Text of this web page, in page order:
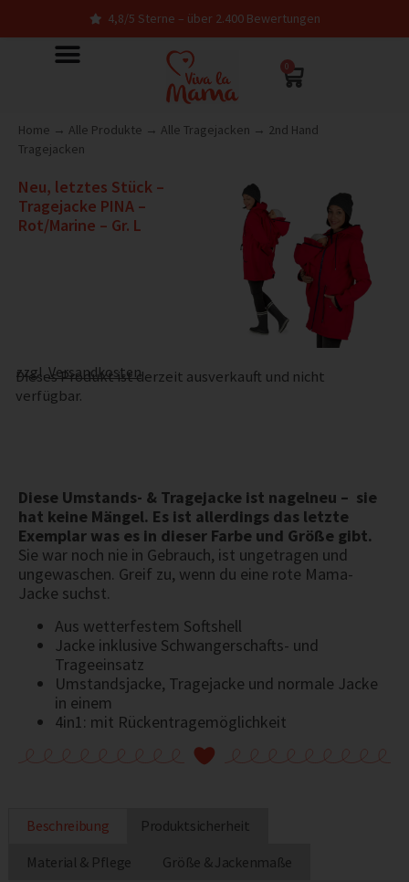
4,8/5 Sterne – über 2.400 Bewertungen
0
Home → Alle Produkte → Alle Tragejacken → 2nd Hand
Tragejacken
Neu, letztes Stück –
Tragejacke PINA –
Rot/Marine – Gr. L
zzgl.Versandkosten
Dieses Produkt ist derzeit ausverkauft und nicht
verfügbar.
Diese Umstands- & Tragejacke ist nagelneu – sie
hat keine Mängel. Es ist allerdings das letzte
Exemplar was es in dieser Farbe und Größe gibt.
Sie war noch nie in Gebrauch, ist ungetragen und
ungewaschen. Greif zu, wenn du eine rote Mama-
Jacke suchst.
Aus wetterfestem Softshell
Jacke inklusive Schwangerschafts- und
Trageeinsatz
Umstandsjacke, Tragejacke und normale Jacke
in einem
4in1: mit Rückentragemöglichkeit
Beschreibung
Produktsicherheit
Material & Pflege
Größe & Jackenmaße